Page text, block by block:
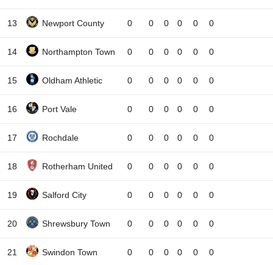
13 Newport County 0 0 0 0 0 0
14 Northampton Town 0 0 0 0 0 0
15 Oldham Athletic 0 0 0 0 0 0
16 Port Vale 0 0 0 0 0 0
17 Rochdale 0 0 0 0 0 0
18 Rotherham United 0 0 0 0 0 0
19 Salford City 0 0 0 0 0 0
20 Shrewsbury Town 0 0 0 0 0 0
21 Swindon Town 0 0 0 0 0 0